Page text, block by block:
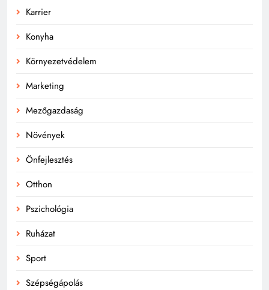
Karrier
Konyha
Környezetvédelem
Marketing
Mezőgazdaság
Növények
Önfejlesztés
Otthon
Pszichológia
Ruházat
Sport
Szépségápolás